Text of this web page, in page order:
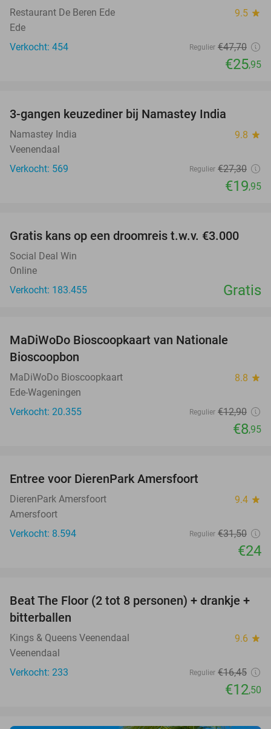
Restaurant De Beren Ede 9.5 star
Ede
Verkocht: 454
Regulier €47,70
€25,95
3-gangen keuzediner bij Namastey India
Namastey India 9.8 star
Veenendaal
Verkocht: 569
Regulier €27,30
€19,95
Gratis kans op een droomreis t.w.v. €3.000
Social Deal Win
Online
Verkocht: 183.455
Gratis
MaDiWoDo Bioscoopkaart van Nationale
Bioscoopbon
MaDiWoDo Bioscoopkaart 8.8 star
Ede-Wageningen
Verkocht: 20.355
Regulier €12,90
€8,95
Entree voor DierenPark Amersfoort
DierenPark Amersfoort 9.4 star
Amersfoort
Verkocht: 8.594
Regulier €31,50
€24
24%
Beat The Floor (2 tot 8 personen) + drankje +
bitterballen
Kings & Queens Veenendaal 9.6 star
Veenendaal
Verkocht: 233
Regulier €16,45
€12,50